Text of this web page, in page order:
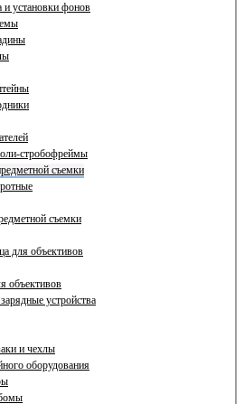
установки фонов
стробофреймы
съемки
съемки
для объективов
объективов
устройства
и чехлы
оборудования